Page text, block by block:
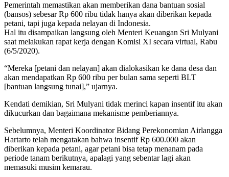
Pemerintah memastikan akan memberikan dana bantuan sosial
(bansos) sebesar Rp 600 ribu tidak hanya akan diberikan kepada
petani, tapi juga kepada nelayan di Indonesia.
Hal itu disampaikan langsung oleh Menteri Keuangan Sri Mulyani
saat melakukan rapat kerja dengan Komisi XI secara virtual, Rabu
(6/5/2020).
“Mereka [petani dan nelayan] akan dialokasikan ke dana desa dan
akan mendapatkan Rp 600 ribu per bulan sama seperti BLT
[bantuan langsung tunai],” ujarnya.
Kendati demikian, Sri Mulyani tidak merinci kapan insentif itu akan
dikucurkan dan bagaimana mekanisme pemberiannya.
Sebelumnya, Menteri Koordinator Bidang Perekonomian Airlangga
Hartarto telah mengatakan bahwa insentif Rp 600.000 akan
diberikan kepada petani, agar petani bisa tetap menanam pada
periode tanam berikutnya, apalagi yang sebentar lagi akan
memasuki musim kemarau.